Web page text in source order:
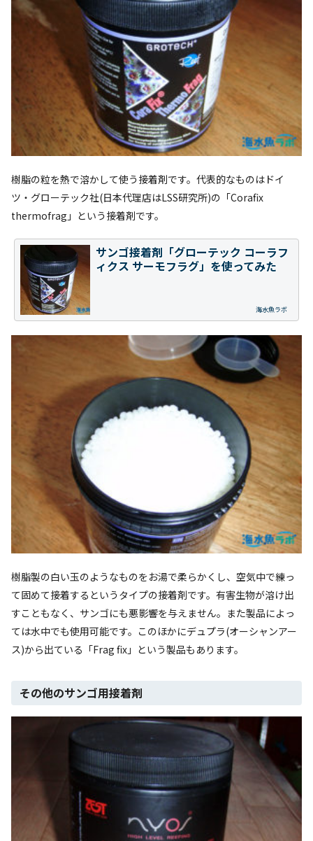
樹脂の粒を熱で溶かして使う接着剤です。代表的なものはドイ
ツ・グローテック社(日本代理店はLSS研究所)の「Corafix
thermofrag」という接着剤です。
海水魚ラボ
サンゴ接着剤「グローテック コーラフ
ィクス サーモフラグ」を使ってみた
樹脂製の白い玉のようなものをお湯で柔らかくし、空気中で練っ
て固めて接着するというタイプの接着剤です。有害生物が溶け出
すこともなく、サンゴにも悪影響を与えません。また製品によっ
ては水中でも使用可能です。このほかにデュプラ(オーシャンアー
ス)から出ている「Frag fix」という製品もあります。
その他のサンゴ用接着剤